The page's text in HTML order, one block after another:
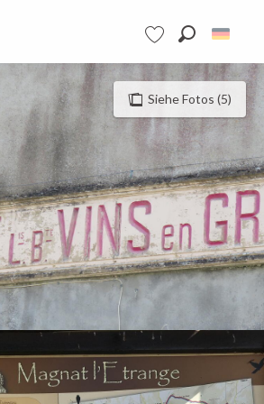
Voir les favoris
Siehe Fotos (5)